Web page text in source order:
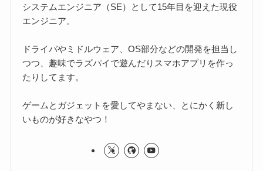
システムエンジニア（SE）として15年目を迎えた現役
エンジニア。
ドライバやミドルウェア、OS部分などの開発を担当し
つつ、趣味でラズパイで遊んだりスマホアプリを作っ
たりしてます。
ゲームとガジェットを愛してやまない、とにかく新し
いものが好きなやつ！